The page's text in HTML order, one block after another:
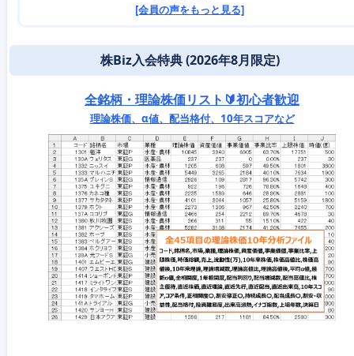
[会員の声をもっと見る]
株Biz入会特典 (2026年8月限定)
全銘柄・理論株価リスト🔰初心者歓迎
理論株価、α値、配当格付、10年スコアなど